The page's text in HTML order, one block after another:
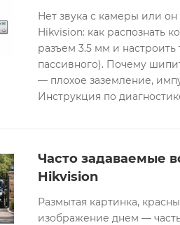
Нет звука с камеры или
Hikvision: как распознать
разъем 3.5 мм и
пассивного). Почему
— плохое заземление,
Инструкция по
Часто задаваемые
Hikvision
Размытая картинка,
изображение днем —